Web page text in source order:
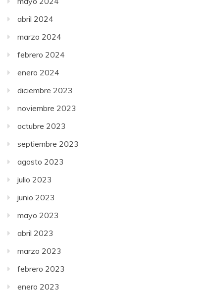
abril 2024
marzo 2024
febrero 2024
enero 2024
diciembre 2023
noviembre 2023
octubre 2023
septiembre 2023
agosto 2023
julio 2023
junio 2023
mayo 2023
abril 2023
marzo 2023
febrero 2023
enero 2023